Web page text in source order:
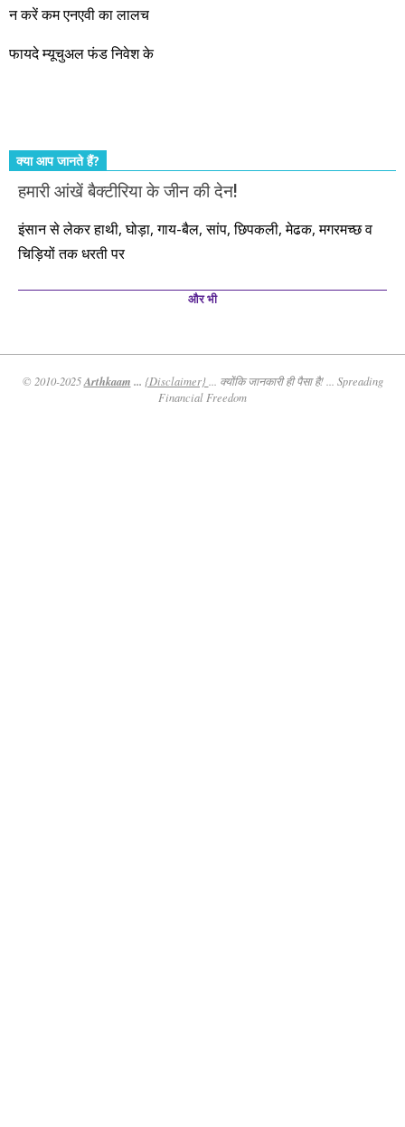
और सत्यनिष्ठा से आपके लिए निवेश के हर रविवार को शानदार मौके लेकर
कर्महीन नर पावत नाहीं। आपके हिस्से का कुछ कर्म हम कर दे रहे हैं। बाकी
न करें कम एनएवी का लालच
फायदे म्यूचुअल फंड निवेश के
क्या आप जानते हैं?
हमारी आंखें बैक्टीरिया के जीन की देन!
इंसान से लेकर हाथी, घोड़ा, गाय-बैल, सांप, छिपकली, मेढक, मगरमच्छ व
चिड़ियों तक धरती पर
और भी
© 2010-2025Arthkaam ... {Disclaimer}
... क्योंकि जानकारी ही पैसा है! ... Spreading
Financial Freedom